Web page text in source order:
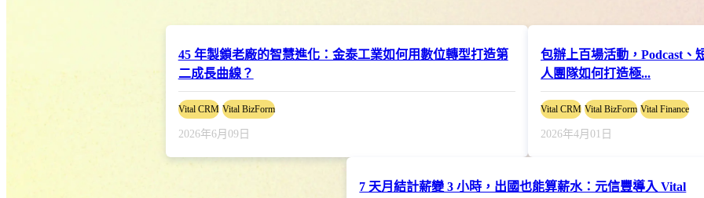
45 年製鎖老廠的智慧進化：金泰工業如何用數位轉型打造第
二成長曲線？
Vital CRM Vital BizForm
2026年6月09日
包辦上百場活動，Podcast、
人團隊如何打造極...
Vital CRM Vital BizForm Vital Finance
2026年4月01日
7 天月結計薪變 3 小時，出國也能算薪水：元信豐導入 Vital